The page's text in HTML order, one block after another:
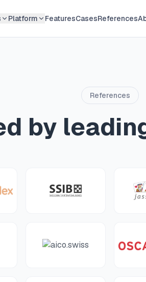
Platform FeaturesCasesReferences
References
by